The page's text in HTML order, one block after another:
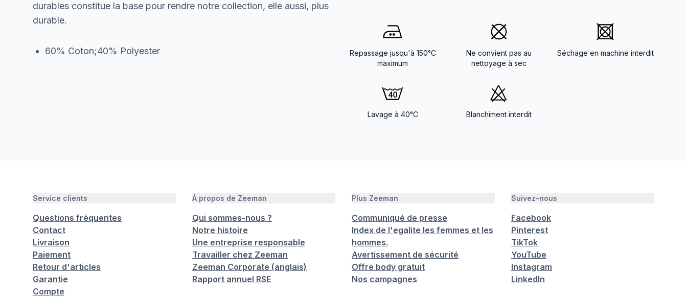
durables constitue la base pour rendre notre collection, elle aussi, plus
durable.
60% Coton;40% Polyester
Repassage jusqu'à 150°C
maximum
Ne convient pas au
nettoyage à sec
Séchage en machine interdit
Lavage à 40°C Blanchiment interdit
Service clients
Questions fréquentes
Contact
Livraison
Paiement
Retour d'articles
Garantie
Compte
À propos de Zeeman
Qui sommes-nous ?
Notre histoire
Une entreprise responsable
Travailler chez Zeeman
Zeeman Corporate (anglais)
Rapport annuel RSE
Plus Zeeman
Communiqué de presse
Index de l'egalite les femmes et les
hommes.
Avertissement de sécurité
Offre body gratuit
Nos campagnes
Suivez-nous
Facebook
Pinterest
TikTok
YouTube
Instagram
LinkedIn